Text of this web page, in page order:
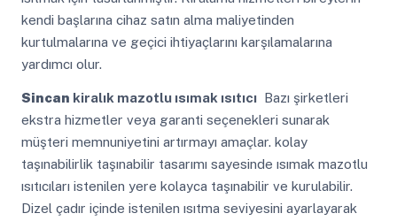
kendi başlarına cihaz satın alma maliyetinden
kurtulmalarına ve geçici ihtiyaçlarını karşılamalarına
yardımcı olur.
Sincan kiralık mazotlu ısımak ısıtıcıBazı şirketleri
ekstra hizmetler veya garanti seçenekleri sunarak
müşteri memnuniyetini artırmayı amaçlar. kolay
taşınabilirlik taşınabilir tasarımı sayesinde ısımak mazotlu
ısıtıcıları istenilen yere kolayca taşınabilir ve kurulabilir.
Dizel çadır içinde istenilen ısıtma seviyesini ayarlayarak